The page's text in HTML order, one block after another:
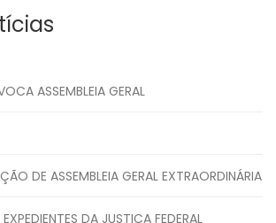
ASSEMBLEIA GERAL
DE ASSEMBLEIA GERAL EXTRAORDINÁRIA
DA JUSTIÇA FEDERAL